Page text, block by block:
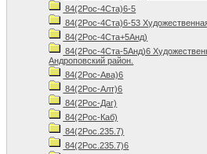
84(2Рос-4Ста)6-5
84(2Рос-4Ста)6-53
84(2Рос-4Ста+5Анд)
84(2Рос-4Ста-5Анд)6
Андроповский район.
84(2Рос-Ава)6
84(2Рос-Алт)6
84(2Рос-Даг)
84(2Рос-Каб)
84(2Рос.235.7)
84(2Рос.235.7)6